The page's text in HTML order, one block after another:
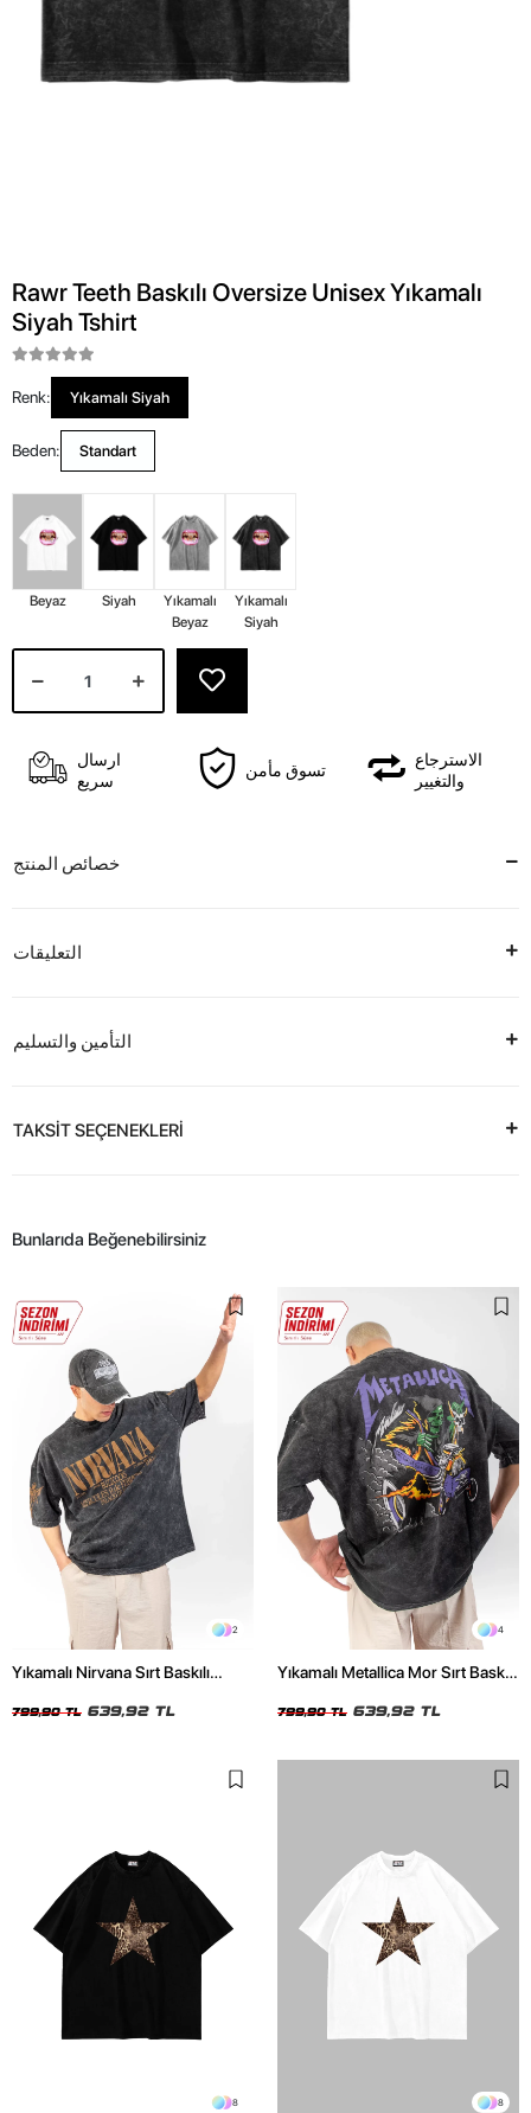
Rawr Teeth Baskılı Oversize Unisex Yıkamalı
Siyah Tshirt
Renk: Yıkamalı Siyah
Beden: Standart
Beyaz Siyah
Yıkamalı
Beyaz
Yıkamalı
Siyah
ارسال
سريع
تسوق مأمن
الاسترجاع
والتغيير
خصائص المنتج
التعليقات
التأمين والتسليم
TAKSİT SEÇENEKLERİ
Bunlarıda Beğenebilirsiniz
2
Yıkamalı Nirvana Sırt Baskılı
799,90 TL 639,92 TL
4
Yıkamalı Metallica Mor Sırt Baskılı
799,90 TL 639,92 TL
8 8